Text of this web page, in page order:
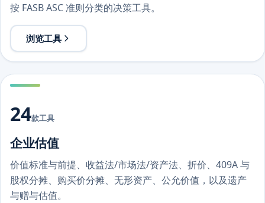
按 FASB ASC 准则分类的决策工具。
浏览工具
24款工具
企业估值
价值标准与前提、收益法/市场法/资产法、折价、409A 与
股权分摊、购买价分摊、无形资产、公允价值，以及遗产
与赠与估值。